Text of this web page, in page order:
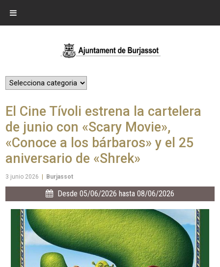
El Cine Tívoli estrena la cartelera
de junio con «Scary Movie»,
«Conoce a los bárbaros» y el 25
aniversario de «Shrek»
3 junio 2026 Burjassot
Desde 05/06/2026 hasta 08/06/2026